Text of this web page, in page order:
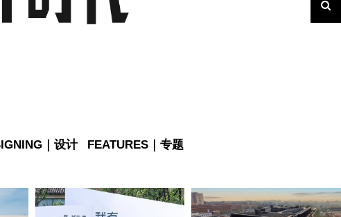
｜设计 FEATURES｜专题